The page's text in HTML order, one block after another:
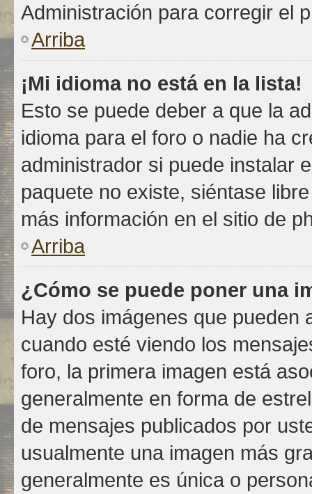
Administración para corregir el
Arriba
¡Mi idioma no está en la lista!
Esto se puede deber a que la
idioma para el foro o nadie ha
administrador si puede instalar
paquete no existe, siéntase
más información en el sitio de
Arriba
¿Cómo se puede poner una
Hay dos imágenes que pueden
cuando esté viendo los
foro, la primera imagen está
generalmente en forma de
de mensajes publicados por
usualmente una imagen más
generalmente es única o